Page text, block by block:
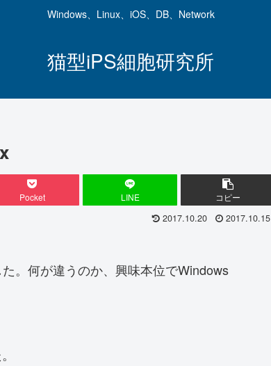
Windows、Linux、iOS、DB、Network
猫型iPS細胞研究所
Pocket LINE コピー
2017.10.20 2017.10.15
。何が違うのか、興味本位でWindows